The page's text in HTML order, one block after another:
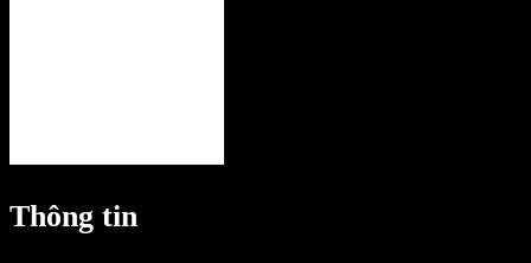
Thông tin